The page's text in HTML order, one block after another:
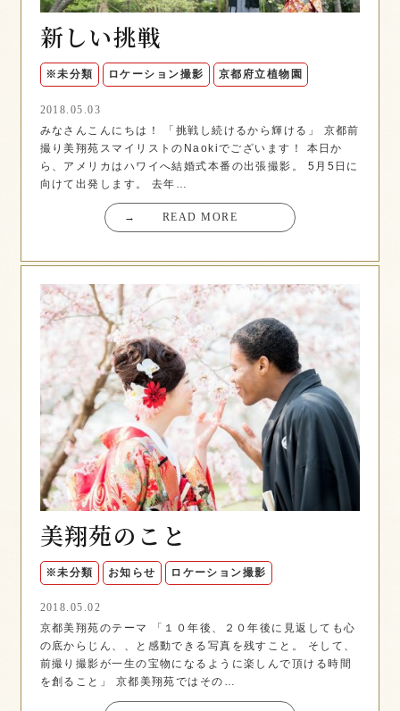
新しい挑戦
※未分類 ロケーション撮影 京都府立植物園
2018.05.03
みなさんこんにちは！ 「挑戦し続けるから輝ける」 京都前
撮り美翔苑スマイリストのNaokiでございます！ 本日か
ら、アメリカはハワイへ結婚式本番の出張撮影。 5月5日に
向けて出発します。 去年…
→ READ MORE
美翔苑のこと
※未分類 お知らせ ロケーション撮影
2018.05.02
京都美翔苑のテーマ 「１０年後、２０年後に見返しても心
の底からじん、、と感動できる写真を残すこと。 そして、
前撮り撮影が一生の宝物になるように楽しんで頂ける時間
を創ること」 京都美翔苑ではその…